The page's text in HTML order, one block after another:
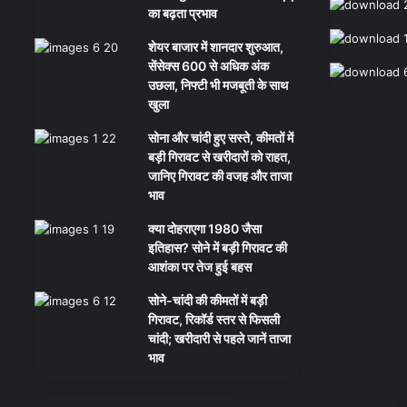
का बढ़ता प्रभाव
शेयर बाजार में शानदार शुरुआत,
सेंसेक्स 600 से अधिक अंक
उछला, निफ्टी भी मजबूती के साथ
खुला
सोना और चांदी हुए सस्ते, कीमतों में
बड़ी गिरावट से खरीदारों को राहत,
जानिए गिरावट की वजह और ताजा
भाव
क्या दोहराएगा 1980 जैसा
इतिहास? सोने में बड़ी गिरावट की
आशंका पर तेज हुई बहस
सोने-चांदी की कीमतों में बड़ी
गिरावट, रिकॉर्ड स्तर से फिसली
चांदी; खरीदारी से पहले जानें ताजा
भाव